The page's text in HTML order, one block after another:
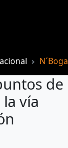
N´Boga
de
vía